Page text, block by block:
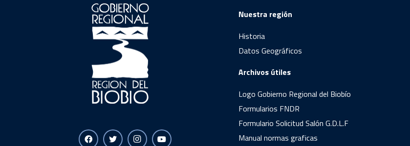
Nuestra región
Historia
Datos Geográficos
Archivos útiles
Logo Gobierno Regional del Biobío
Formularios FNDR
Formulario Solicitud Salón G.D.L.F
Manual normas graficas